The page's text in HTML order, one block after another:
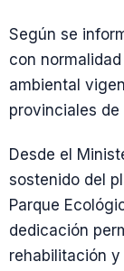
Según se
con
ambiental
provinciales
Desde el
sostenido del
Parque
dedicación
rehabilitación